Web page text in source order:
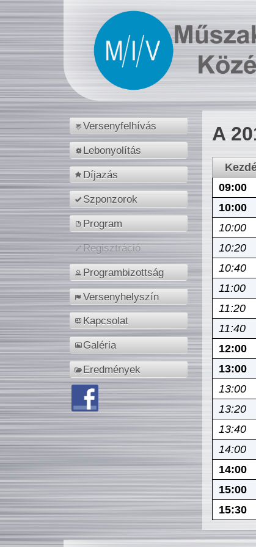
Versenyfelhívás
Lebonyolítás
Díjazás
Szponzorok
Program
Regisztráció
Programbizottság
Versenyhelyszín
Kapcsolat
Galéria
Eredmények
A
09:00
10:00
10:00
10:20
10:40
11:00
11:20
11:40
12:00
13:00
13:00
13:20
13:40
14:00
14:00
15:00
15:30